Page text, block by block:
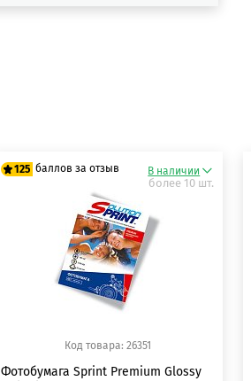
125 баллов за отзыв
125 баллов
125 баллов
В наличии
более 10 шт.
Код товара: 26351
Фотобумага Sprint Premium Glossy